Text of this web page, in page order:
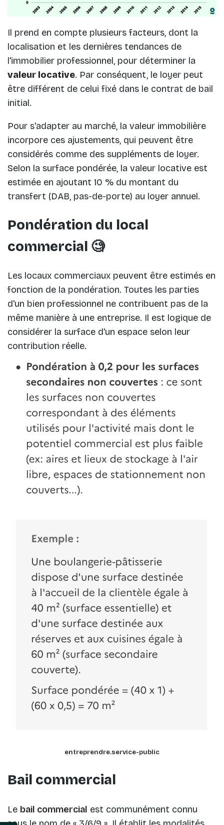
Il prend en compte plusieurs facteurs, dont la
localisation et les dernières tendances de
l'immobilier professionnel, pour déterminer la
valeur locative. Par conséquent, le loyer peut
être différent de celui fixé dans le contrat de bail
initial.
Pour s'adapter au marché, la valeur immobilière
incorpore ces ajustements, qui peuvent être
considérés comme des suppléments de loyer.
Selon la surface pondérée, la valeur locative est
estimée en ajoutant 10 % du montant du
transfert (DAB, pas-de-porte) au loyer annuel.
Pondération du local
commercial 🧐
Les locaux commerciaux peuvent être estimés en
fonction de la pondération. Toutes les parties
d'un bien professionnel ne contribuent pas de la
même manière à une entreprise. Il est logique de
considérer la surface d'un espace selon leur
contribution réelle.
entreprendre.service-public
Bail commercial
Le bail commercial est communément connu